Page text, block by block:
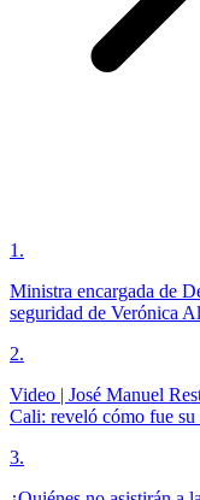
1 .
Ministra encargada de
seguridad de Verónica
2.
Video | José Manuel
Cali: reveló cómo fue su
3.